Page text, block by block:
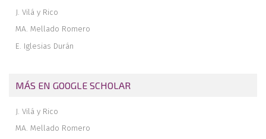
J. Vilá y Rico
MA. Mellado Romero
E. Iglesias Durán
MÁS EN GOOGLE SCHOLAR
J. Vilá y Rico
MA. Mellado Romero